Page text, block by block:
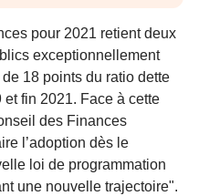
pour 2021 retient deux
exceptionnellement
18 points du ratio dette
fin 2021. Face à cette
des Finances
l’adoption dès le
loi de programmation
une nouvelle trajectoire".